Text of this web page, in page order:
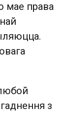
мае права
з